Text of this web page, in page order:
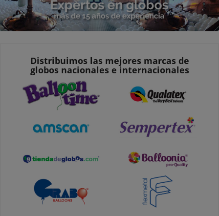
Distribuimos las mejores marcas de
globos nacionales e internacionales